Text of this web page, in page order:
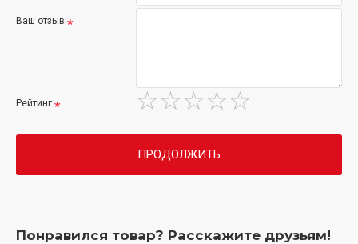
Понравился товар? Расскажите друзьям!
Ваш отзыв
Рейтинг
ПРОДОЛЖИТЬ